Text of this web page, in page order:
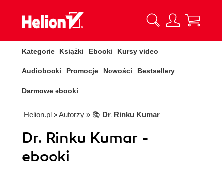
Kategorie Książki Ebooki Kursy video
Audiobooki Promocje Nowości Bestsellery
Darmowe ebooki
Helion.pl » Autorzy » 📚 Dr. Rinku Kumar
Dr. Rinku Kumar -
ebooki